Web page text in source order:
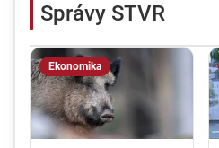
Správy STVR
Ekonomika